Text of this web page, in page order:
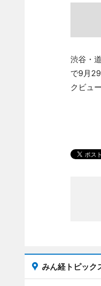
渋谷・
で9月
クビュ
みん経トピック